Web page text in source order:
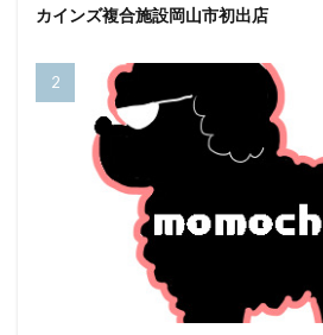
カインズ複合施設岡山市初出店